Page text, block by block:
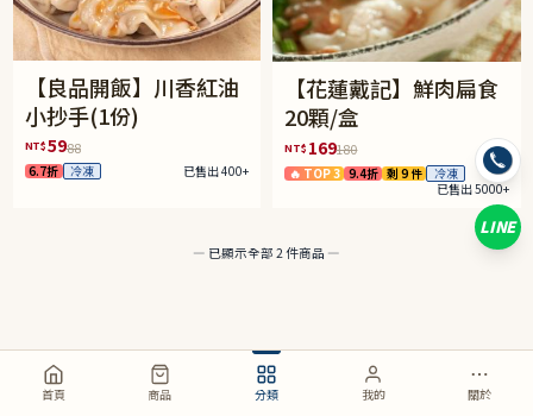
首頁 商品 分類 我的 關於
【良品開飯】川香紅油
小抄手(1份)
NT$5988
6.7折 冷凍 已售出 400+
【花蓮戴記】鮮肉扁食
20顆/盒
NT$ 169180
🔥 TOP 3 9.4折 剩 9 件
冷凍
已售出 5000+
— 已顯示全部 2 件商品 —
LINE